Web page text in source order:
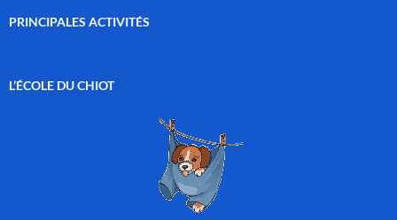
PRINCIPALES ACTIVITÉS
L’ÉCOLE DU CHIOT